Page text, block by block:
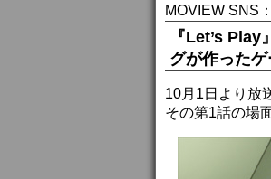
MOVIEW SNS：
『Let’s
グが作ったゲ
10月1日より放
その第1話の場